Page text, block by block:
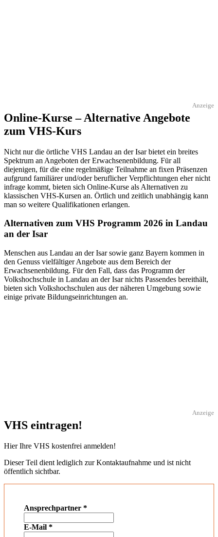
Anzeige
Online-Kurse – Alternative Angebote
zum VHS-Kurs
Nicht nur die örtliche VHS Landau an der Isar bietet ein breites
Spektrum an Angeboten der Erwachsenenbildung. Für all
diejenigen, für die eine regelmäßige Teilnahme an fixen Präsenzen
aufgrund familiärer und/oder beruflicher Verpflichtungen eher nicht
infrage kommt, bieten sich Online-Kurse als Alternativen zu
klassischen VHS-Kursen an. Örtlich und zeitlich unabhängig kann
man so weitere Qualifikationen erlangen.
Alternativen zum VHS Programm 2026 in Landau
an der Isar
Menschen aus Landau an der Isar sowie ganz Bayern kommen in
den Genuss vielfältiger Angebote aus dem Bereich der
Erwachsenenbildung. Für den Fall, dass das Programm der
Volkshochschule in Landau an der Isar nichts Passendes bereithält,
bieten sich Volkshochschulen aus der näheren Umgebung sowie
einige private Bildungseinrichtungen an.
Anzeige
VHS eintragen!
Hier Ihre VHS kostenfrei anmelden!
Dieser Teil dient lediglich zur Kontaktaufnahme und ist nicht
öffentlich sichtbar.
Ansprechpartner *
E-Mail *